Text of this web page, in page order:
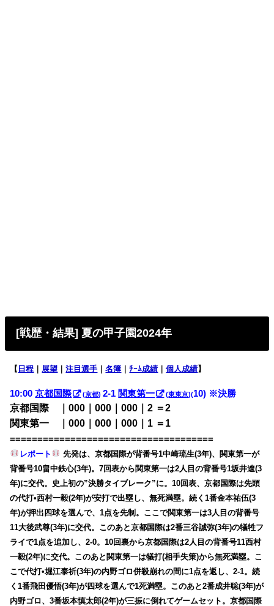
[戦歴・結果] 夏の甲子園2024年
【 日程 展望 ｜注目選手 ｜名簿 ｜ﾁｰﾑ成績 ｜個人成績】
10:00京都国際 (京都)2-1 関東第一 (東東京)(10) ※決勝
京都国際 ｜000｜000｜000｜2 ＝2
関東第一 ｜000｜000｜000｜1 ＝1
=====================================
レポート
先発は、京都国際が背番号1中崎琉生(3年)、関東第一が
背番号10畠中鉄心(3年)。7回表から関東第一は2人目の背番号1坂井遼(3
年)に交代。史上初の”決勝タイブレーク”に。10回表、京都国際は先頭
の代打•西村一毅(2年)が安打で出塁し、無死満塁。続く1番金本祐伍(3
年)が押出四球を選んで、1点を先制。ここで関東第一は3人目の背番号
11大後武尊(3年)に交代。このあと京都国際は2番三谷誠弥(3年)の犠牲フ
ライで1点を追加し、2-0。10回裏から京都国際は2人目の背番号11西村
一毅(2年)に交代。このあと関東第一は犠打(相手失策)から無死満塁。こ
こで代打•堀江泰祈(3年)の内野ゴロ併殺崩れの間に1点を返し、2-1。続
く1番飛田優悟(3年)が四球を選んで1死満塁。このあと2番成井聡(3年)が
内野ゴロ、3番坂本慎太郎(2年)が三振に倒れてゲームセット。京都国際